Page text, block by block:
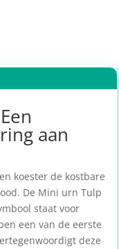
aan
koester de kostbare
De Mini urn Tulp
staat voor
een van de eerste
deze